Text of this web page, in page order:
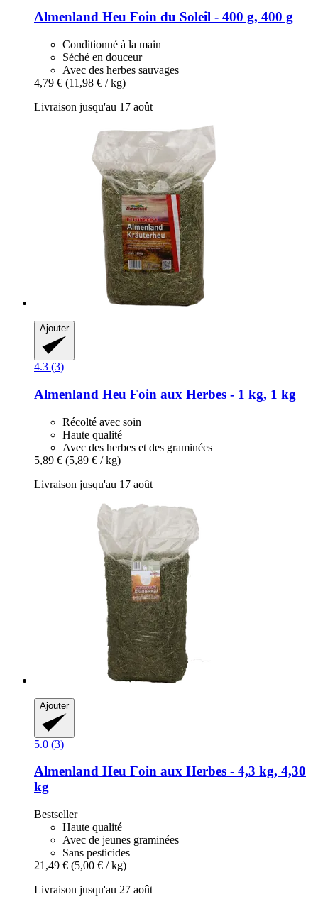
Almenland Heu Foin du Soleil -​ 400 g, 400 g
Conditionné à la main
Séché en douceur
Avec des herbes sauvages
4,79 € (11,98 € / kg)
Livraison jusqu'au 17 août
Ajouter
4.3 (3)
Almenland Heu Foin aux Herbes -​ 1 kg, 1 kg
Récolté avec soin
Haute qualité
Avec des herbes et des graminées
5,89 € (5,89 € / kg)
Livraison jusqu'au 17 août
Ajouter
5.0 (3)
Almenland Heu Foin aux Herbes -​ 4,3 kg, 4,30
kg
Bestseller
Haute qualité
Avec de jeunes graminées
Sans pesticides
21,49 € (5,00 € / kg)
Livraison jusqu'au 27 août